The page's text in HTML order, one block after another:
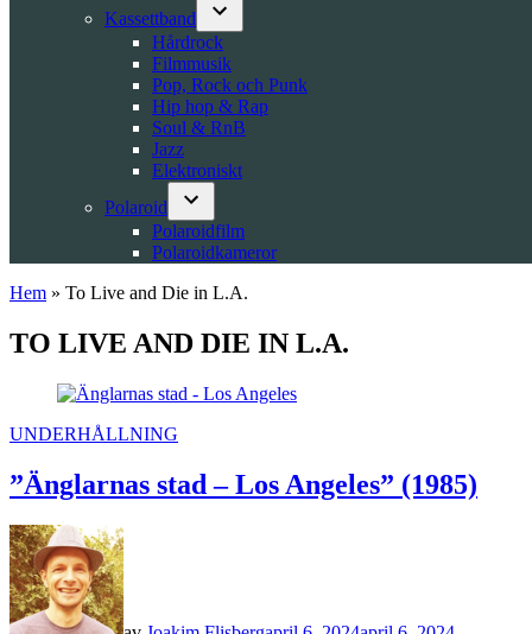
dropdown
menu
Kassettband
Open
dropdown
menu
Hårdrock
Filmmusik
Pop, Rock och Punk
Hip hop & Rap
Soul & RnB
Jazz
Elektroniskt
Polaroid
Open
dropdown
menu
Polaroidfilm
Polaroidkameror
Hem » To Live and Die in L.A.
TO LIVE AND DIE IN L.A.
POSTED
UNDERHÅLLNING
”Änglarnas stad – Los Angeles” (1985)